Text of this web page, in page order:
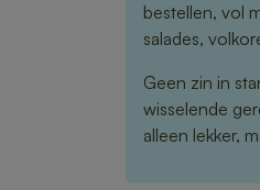
bestellen, vol
salades,
Geen zin in
wisselende
alleen lekker,